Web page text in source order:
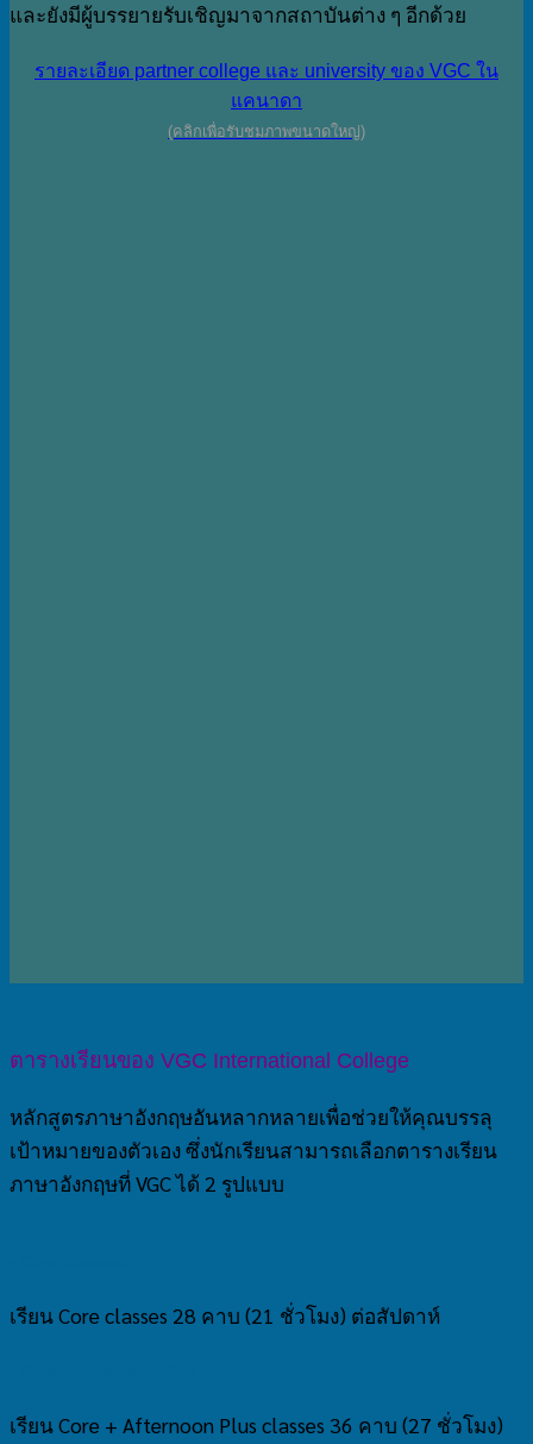
และยังมีผู้บรรยายรับเชิญมาจากสถาบันต่าง ๆ อีกด้วย
รายละเอียด partner college และ university ของ VGC ใน
แคนาดา
(คลิกเพื่อรับชมภาพขนาดใหญ่)
ตารางเรียนของ VGC International College
หลักสูตรภาษาอังกฤษอันหลากหลายเพื่อช่วยให้คุณบรรลุ
เป้าหมายของตัวเอง ซึ่งนักเรียนสามารถเลือกตารางเรียน
ภาษาอังกฤษที่ VGC ได้ 2 รูปแบบ
เรียน Core classes 28 คาบ (21 ชั่วโมง) ต่อสัปดาห์
เรียน Core + Afternoon Plus classes 36 คาบ (27 ชั่วโมง)